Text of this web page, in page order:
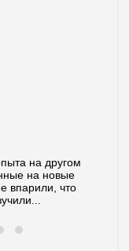
на другом
на новые
впарили, что